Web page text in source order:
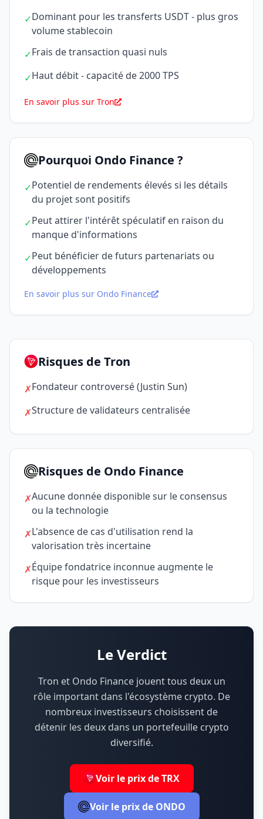
✓Dominant pour les transferts USDT - plus gros
volume stablecoin
✓Frais de transaction quasi nuls
✓Haut débit - capacité de 2000 TPS
En savoir plus sur Tron
Pourquoi Ondo Finance ?
✓Potentiel de rendements élevés si les détails
du projet sont positifs
✓Peut attirer l'intérêt spéculatif en raison du
manque d'informations
✓Peut bénéficier de futurs partenariats ou
développements
En savoir plus sur Ondo Finance
Risques de Tron
✗Fondateur controversé (Justin Sun)
✗Structure de validateurs centralisée
Risques de Ondo Finance
✗Aucune donnée disponible sur le consensus
ou la technologie
✗L'absence de cas d'utilisation rend la
valorisation très incertaine
✗Équipe fondatrice inconnue augmente le
risque pour les investisseurs
Le Verdict
Tron et Ondo Finance jouent tous deux un
rôle important dans l'écosystème crypto. De
nombreux investisseurs choisissent de
détenir les deux dans un portefeuille crypto
diversifié.
Voir le prix de TRX
Voir le prix de ONDO